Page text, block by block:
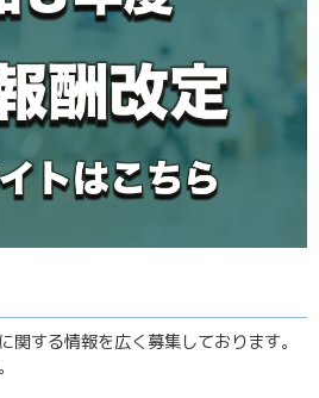
関する情報を広く募集しております。